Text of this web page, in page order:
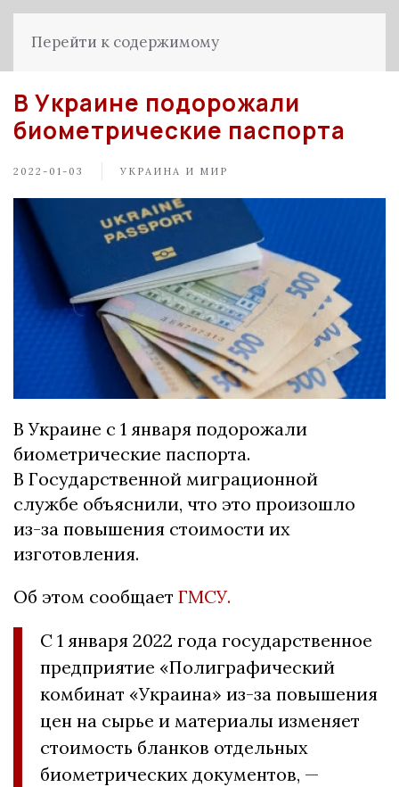
Перейти к содержимому
В Украине подорожали
биометрические паспорта
2022-01-03 УКРАИНА И МИР
В Украине с 1 января подорожали
биометрические паспорта.
В Государственной миграционной
службе объяснили, что это произошло
из-за повышения стоимости их
изготовления.
Об этом сообщает ГМСУ.
С 1 января 2022 года государственное
предприятие «Полиграфический
комбинат «Украина» из-за повышения
цен на сырье и материалы изменяет
стоимость бланков отдельных
биометрических документов, —